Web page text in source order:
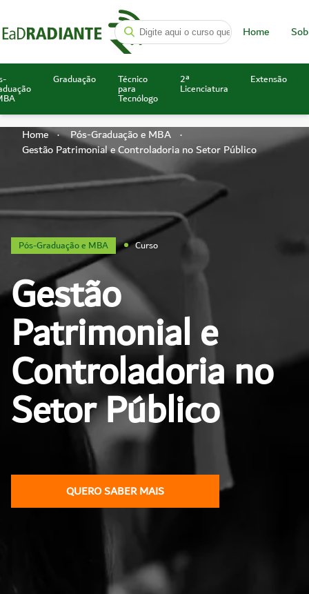
Home
Graduação Técnico
para
Tecnólogo
2ª
Licenciatura
Extensão
Home
Pós-Graduação e MBA
Gestão Patrimonial e Controladoria no Setor Público
Pós-Graduação e MBA Curso
Gestão
Patrimonial e
Controladoria no
Setor Público
QUERO SABER MAIS